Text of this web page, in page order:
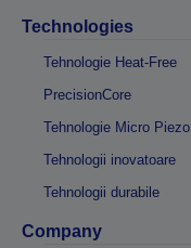
Technologies
Tehnologie Heat-Free
PrecisionCore
Tehnologie Micro Piezo
Tehnologii inovatoare
Tehnologii durabile
Company